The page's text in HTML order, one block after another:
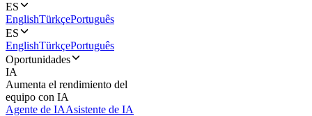
ES
EnglishTürkçePortuguês
ES
EnglishTürkçePortuguês
Oportunidades
IA
Aumenta el rendimiento del
equipo con IA
Agente de IAAsistente de IA